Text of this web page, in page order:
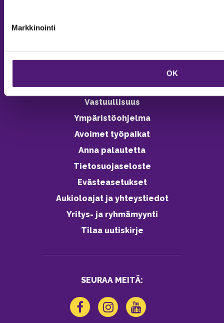
Markkinointi
OK
Vastuullisuus
Ympäristöohjelma
Avoimet työpaikat
Anna palautetta
Tietosuojaseloste
Evästeasetukset
Aukioloajat ja yhteystiedot
Yritys- ja ryhmämyynti
Tilaa uutiskirje
SEURAA MEITÄ: